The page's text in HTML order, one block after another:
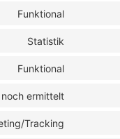
Funktional
Statistik
Funktional
ermittelt
Tracking